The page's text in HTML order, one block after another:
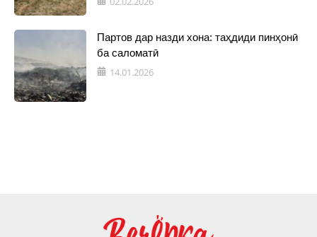
Партов дар назди хона: таҳдиди пинҳонӣ
ба саломатӣ
14.01.2026